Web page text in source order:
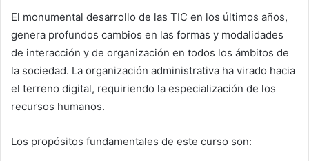
El monumental desarrollo de las TIC en los últimos años,
genera profundos cambios en las formas y modalidades
de interacción y de organización en todos los ámbitos de
la sociedad. La organización administrativa ha virado hacia
el terreno digital, requiriendo la especialización de los
recursos humanos.
Los propósitos fundamentales de este curso son: